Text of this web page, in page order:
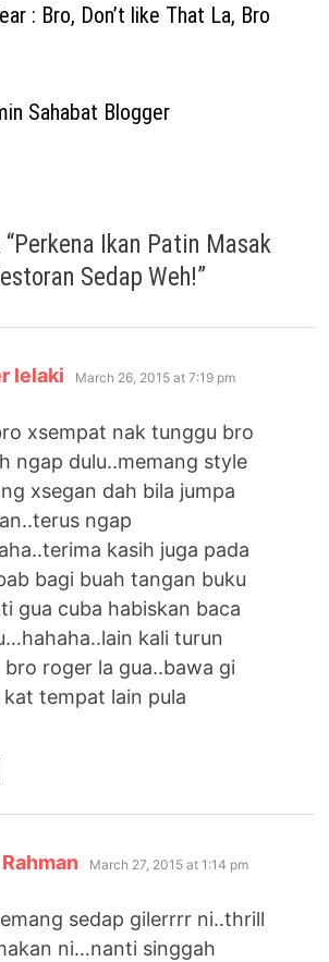
: Bro, Don’t like That La, Bro
Sahabat Blogger
Perkena Ikan Patin Masak
Sedap Weh!”
lelaki says:
March 26, 2015 at 7:19 pm
xsempat nak tunggu bro
ngap dulu..memang style
xsegan dah bila jumpa
ngap
kasih juga pada
bagi buah tangan buku
gua cuba habiskan baca
kali turun
bro roger la gua..bawa gi
kat tempat lain pula
says:
March 27, 2015 at 1:14 pm
sedap gilerrrr ni..thrill
ni…nanti singgah